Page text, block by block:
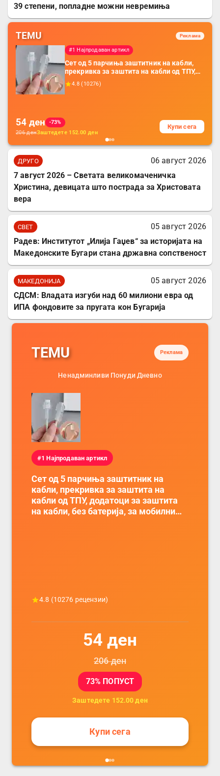
39 степени, попладне можни невремиња
TEMU Реклама
#1 Најпродаван артикл
Сет од 5 парчиња заштитник на кабли,
прекривка за заштита на кабли од ТПУ,
додатоци за заштита на кабли, без
батерија, за мобилни телефони, комплет
4.8 ( 10276)
54 ден
-73%
206денЗаштедете 152.00 ден
Купи сега
ДРУГО
06 август 2026
7 август 2026 – Светата великомаченичка
Христина, девицата што пострада за Христовата
вера
СВЕТ
05 август 2026
Радев: Институтот „Илија Гаџев“ за историјата на
Македонските Бугари стана државна сопственост
МАКЕДОНИЈА
05 август 2026
СДСМ: Владата изгуби над 60 милиони евра од
ИПА фондовите за пругата кон Бугарија
TEMU Реклама
Ненадминливи Понуди Дневно
#1 Најпродаван артикл
Сет од 5 парчиња заштитник на
кабли, прекривка за заштита на
кабли од ТПУ, додатоци за заштита
на кабли, без батерија, за мобилни
4.8 (10276 рецензии)
54 ден
206ден
73% ПОПУСТ
Заштедете 152.00 ден
Купи сега